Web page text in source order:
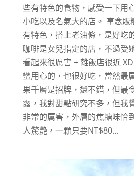
些有特色的食物，感受一下用
小吃以及名氣大的店。 享念販
有特色，搭上老油條，是好吃
咖啡是女兒指定的店，不過受
看起來很厲害 + 離飯店很近
蠻用心的，也很好吃，當然最
果千層是招牌，還不錯，但最
露，我對甜點研究不多，但我
非常的厲害，外層的焦糖味恰
人驚艷，一顆只要NT$80...